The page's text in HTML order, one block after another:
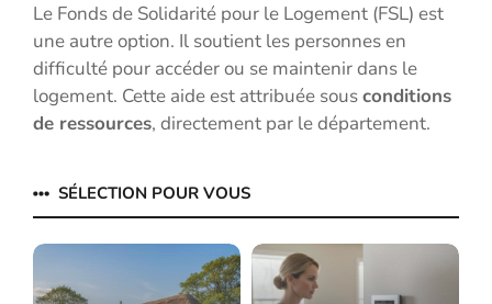
Le Fonds de Solidarité pour le Logement (FSL) est
une autre option. Il soutient les personnes en
difficulté pour accéder ou se maintenir dans le
logement. Cette aide est attribuée sousconditions
de ressources, directement par le département.
SÉLECTION POUR VOUS